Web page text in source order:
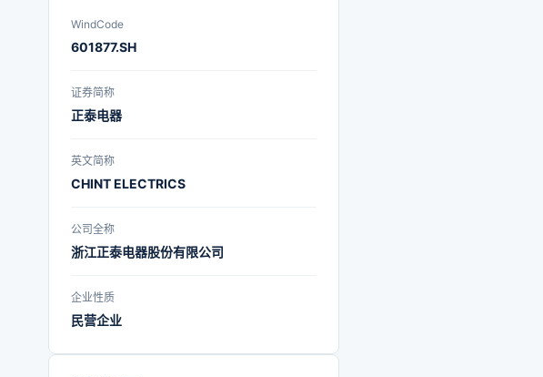
WindCode
601877.SH
证券简称
正泰电器
英文简称
CHINT ELECTRICS
公司全称
浙江正泰电器股份有限公司
企业性质
民营企业